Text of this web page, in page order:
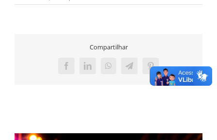
Compartilhar
FacebookLinkedInWhatsAppTelegramPinterest